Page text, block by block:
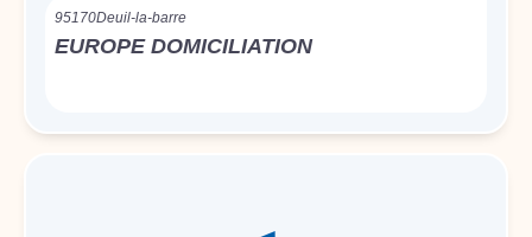
95170Deuil-la-barre
EUROPE DOMICILIATION